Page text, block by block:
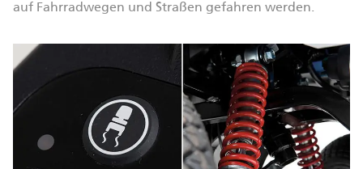
auf Fahrradwegen und Straßen gefahren werden.